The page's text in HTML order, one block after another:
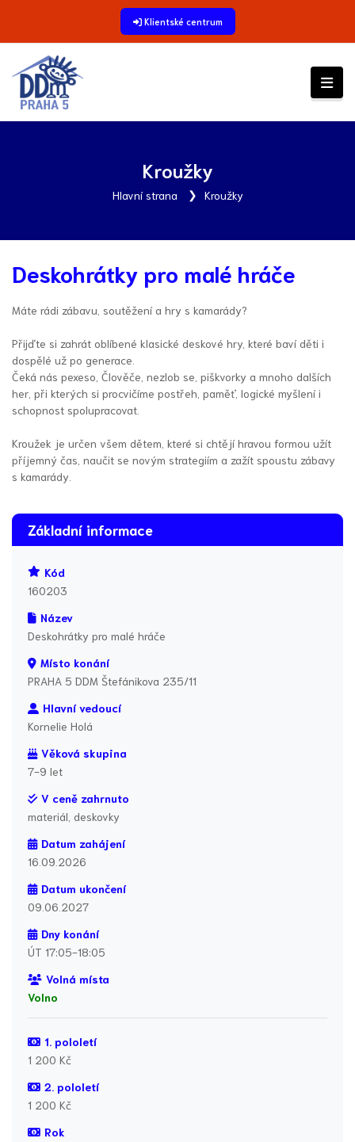
Klientské centrum
Kroužky
Hlavní strana Kroužky
Deskohrátky pro malé hráče
Máte rádi zábavu, soutěžení a hry s kamarády?
Přijďte si zahrát oblíbené klasické deskové hry, které baví děti i
dospělé už po generace.
Čeká nás pexeso, Člověče, nezlob se, piškvorky a mnoho dalších
her, při kterých si procvičíme postřeh, paměť, logické myšlení i
schopnost spolupracovat.
Kroužek je určen všem dětem, které si chtějí hravou formou užít
příjemný čas, naučit se novým strategiím a zažít spoustu zábavy
s kamarády.
Základní informace
Kód
160203
Název
Deskohrátky pro malé hráče
Místo konání
PRAHA 5 DDM Štefánikova 235/11
Hlavní vedoucí
Kornelie Holá
Věková skupina
7-9 let
V ceně zahrnuto
materiál, deskovky
Datum zahájení
16.09.2026
Datum ukončení
09.06.2027
Dny konání
ÚT 17:05-18:05
Volná místa
Volno
1. pololetí
1 200 Kč
2. pololetí
1 200 Kč
Rok